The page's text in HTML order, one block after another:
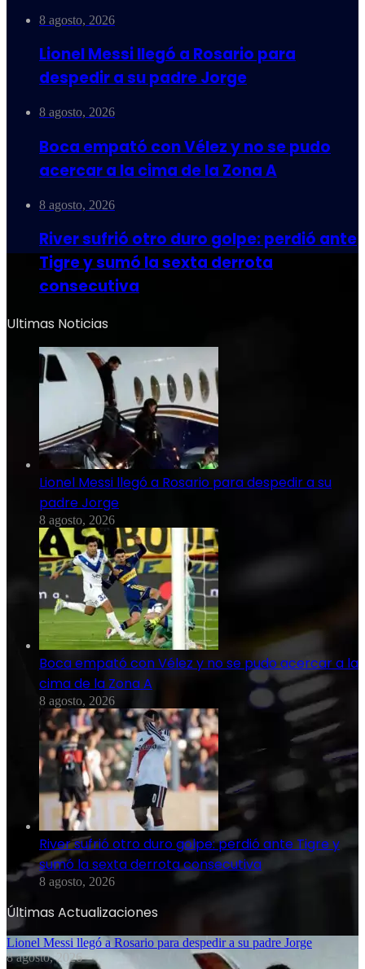
8 agosto, 2026
Lionel Messi llegó a Rosario para
despedir a su padre Jorge
8 agosto, 2026
Boca empató con Vélez y no se pudo
acercar a la cima de la Zona A
8 agosto, 2026
River sufrió otro duro golpe: perdió ante
Tigre y sumó la sexta derrota
consecutiva
Ultimas Noticias
Lionel Messi llegó a Rosario para despedir a su
padre Jorge
8 agosto, 2026
Boca empató con Vélez y no se pudo acercar a la
cima de la Zona A
8 agosto, 2026
River sufrió otro duro golpe: perdió ante Tigre y
sumó la sexta derrota consecutiva
8 agosto, 2026
Últimas Actualizaciones
Lionel Messi llegó a Rosario para despedir a su padre Jorge
8 agosto, 2026